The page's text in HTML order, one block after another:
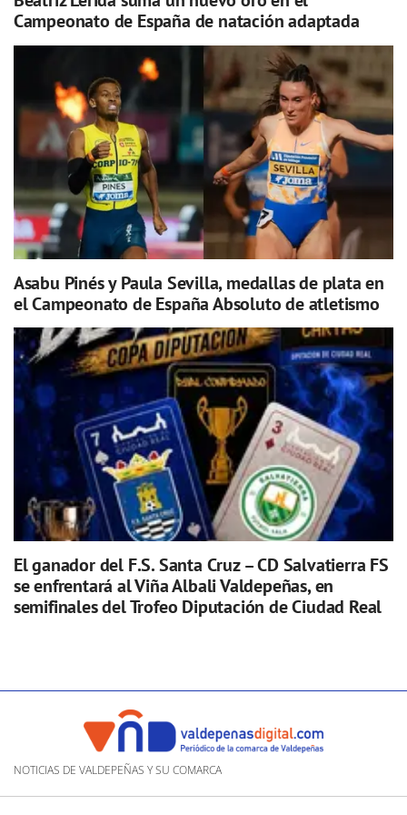
Campeonato de España de natación adaptada
Asabu Pinés y Paula Sevilla, medallas de plata en
el Campeonato de España Absoluto de atletismo
El ganador del F.S. Santa Cruz – CD Salvatierra FS
se enfrentará al Viña Albali Valdepeñas, en
semifinales del Trofeo Diputación de Ciudad Real
NOTICIAS DE VALDEPEÑAS Y SU COMARCA